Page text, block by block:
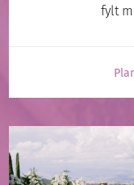
fylt